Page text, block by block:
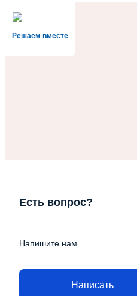
Решаем вместе
Есть вопрос?
Напишите нам
Написать